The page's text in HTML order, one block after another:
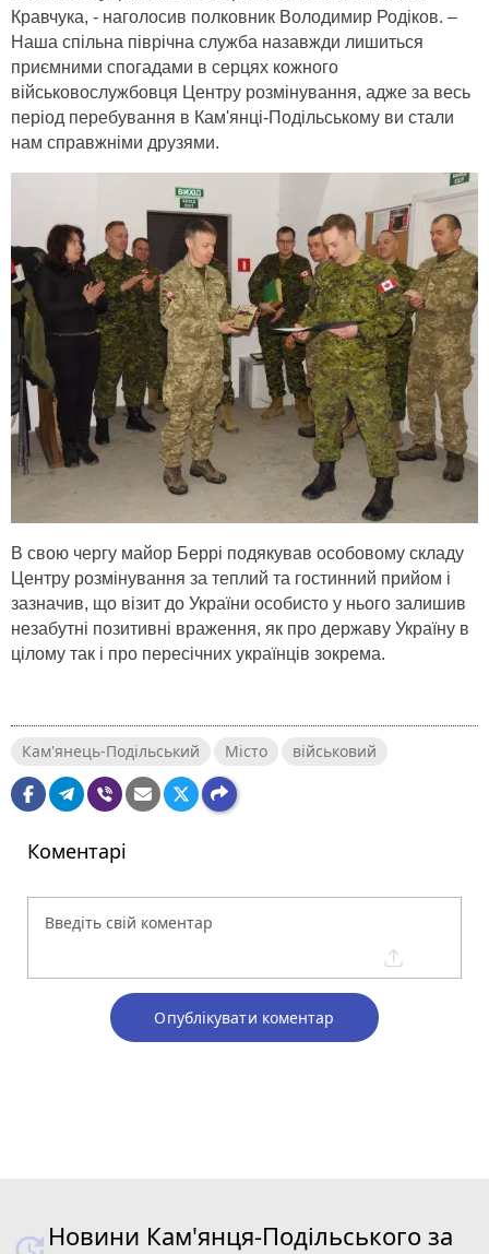
Кравчука, - наголосив полковник Володимир Родіков. –
Наша спільна піврічна служба назавжди лишиться
приємними спогадами в серцях кожного
військовослужбовця Центру розмінування, адже за весь
період перебування в Кам'янці-Подільському ви стали
нам справжніми друзями.
В свою чергу майор Беррі подякував особовому складу
Центру розмінування за теплий та гостинний прийом і
зазначив, що візит до України особисто у нього залишив
незабутні позитивні враження, як про державу Україну в
цілому так і про пересічних українців зокрема.
Кам'янець-Подільський Місто військовий
Коментарі
Опублікувати коментар
Новини Кам'янця-Подільського за